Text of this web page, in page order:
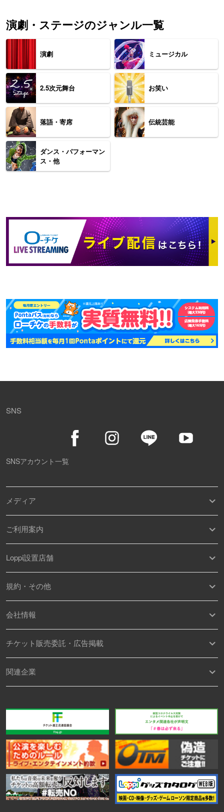
演劇・ステージのジャンル一覧
演劇 ミュージカル
2.5次元舞台 お笑い
落語・寄席 伝統芸能
ダンス・パフォーマン
ス・他
SNS
SNSアカウント一覧
メディア
ご利用案内
Loppi設置店舗
規約・その他
会社情報
チケット販売委託・広告掲載
関連企業